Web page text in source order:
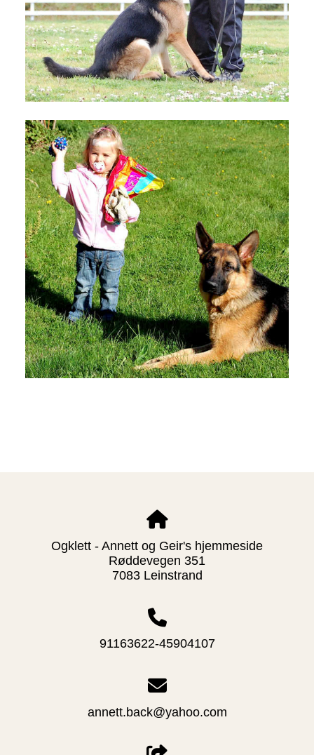
Ogklett - Annett og Geir's hjemmeside
Røddevegen 351
7083 Leinstrand
91163622-45904107
annett.back@yahoo.com